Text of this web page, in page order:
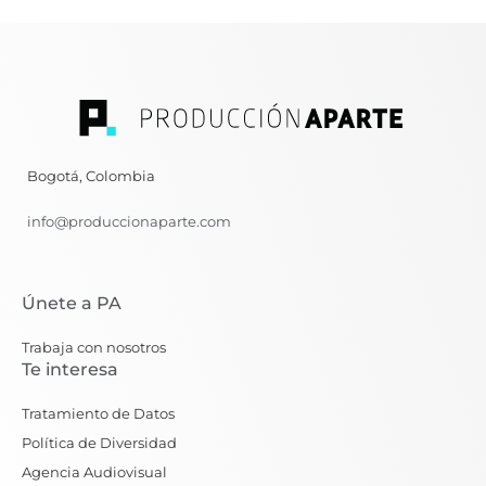
Bogotá, Colombia
info@produccionaparte.com
Únete a PA
Trabaja con nosotros
Te interesa
Tratamiento de Datos
Política de Diversidad
Agencia Audiovisual